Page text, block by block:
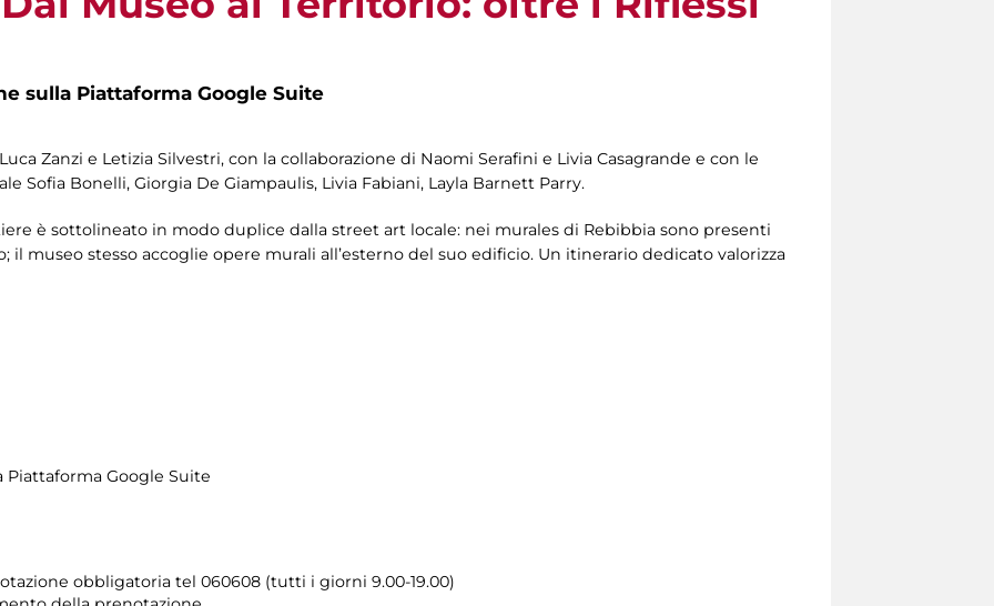
sulla Piattaforma Google Suite
Zanzi e Letizia Silvestri, con la collaborazione di Naomi Serafini e Livia Casagrande e con le
Sofia Bonelli, Giorgia De Giampaulis, Livia Fabiani, Layla Barnett Parry.
è sottolineato in modo duplice dalla street art locale: nei murales di Rebibbia sono presenti
museo stesso accoglie opere murali all’esterno del suo edificio. Un itinerario dedicato valorizza
Piattaforma Google Suite
obbligatoria tel 060608 (tutti i giorni 9.00-19.00)